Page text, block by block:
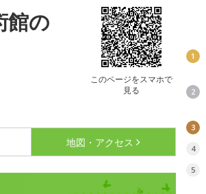
館の
このページをスマホで
見る
地図・アクセス
1
2
3
4
5